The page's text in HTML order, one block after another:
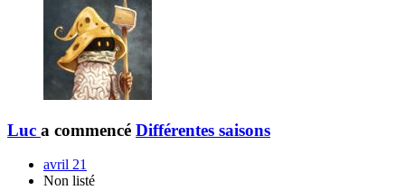
Luc a commencé Différentes saisons
avril 21
Non listé